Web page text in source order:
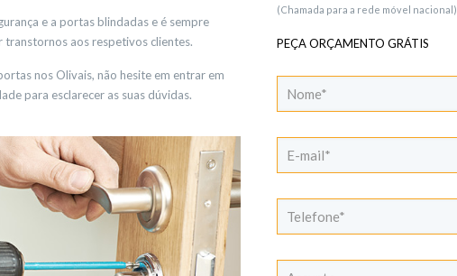
e a portas blindadas e é sempre
transtornos aos respetivos clientes.
nos Olivais, não hesite em entrar em
para esclarecer as suas dúvidas.
(Chamada para a rede móvel nacional)
PEÇA ORÇAMENTO GRÁTIS